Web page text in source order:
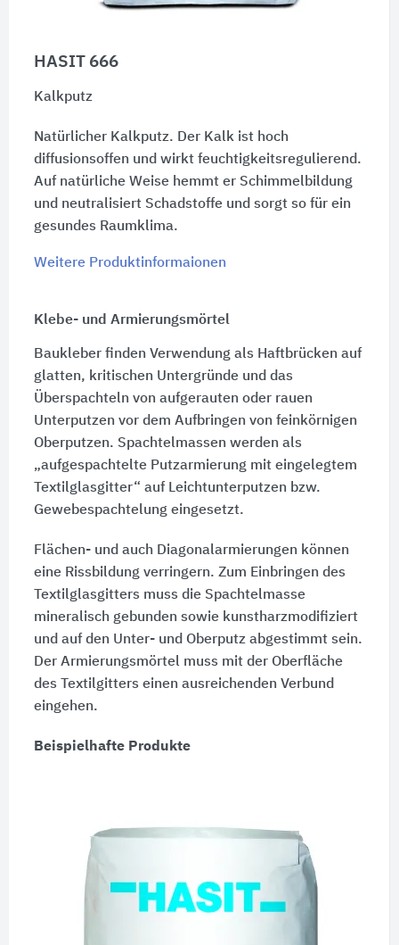
HASIT 666
Kalkputz
Natürlicher Kalkputz. Der Kalk ist hoch
diffusionsoffen und wirkt feuchtigkeitsregulierend.
Auf natürliche Weise hemmt er Schimmelbildung
und neutralisiert Schadstoffe und sorgt so für ein
gesundes Raumklima.
Weitere Produktinformaionen
Klebe- und Armierungsmörtel
Baukleber finden Verwendung als Haftbrücken auf
glatten, kritischen Untergründe und das
Überspachteln von aufgerauten oder rauen
Unterputzen vor dem Aufbringen von feinkörnigen
Oberputzen. Spachtelmassen werden als
„aufgespachtelte Putzarmierung mit eingelegtem
Textilglasgitter“ auf Leichtunterputzen bzw.
Gewebespachtelung eingesetzt.
Flächen- und auch Diagonalarmierungen können
eine Rissbildung verringern. Zum Einbringen des
Textilglasgitters muss die Spachtelmasse
mineralisch gebunden sowie kunstharzmodifiziert
und auf den Unter- und Oberputz abgestimmt sein.
Der Armierungsmörtel muss mit der Oberfläche
des Textilgitters einen ausreichenden Verbund
eingehen.
Beispielhafte Produkte